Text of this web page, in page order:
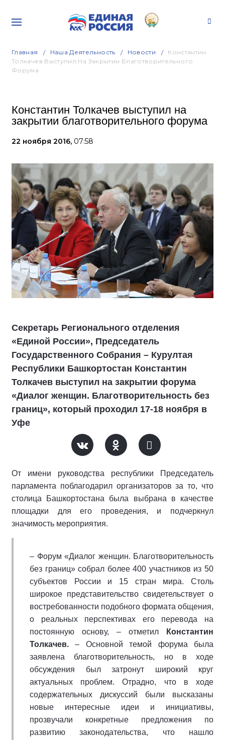
Главная Наша Деятельность Новости
Константин
Толкачев Выступил На Закрытии Благотворительного
Форума
Константин Толкачев выступил на
закрытии благотворительного форума
22 ноября 2016, 07:58
Секретарь Регионального отделения
«Единой России», Председатель
Государственного Собрания – Курултая
Республики Башкортостан Константин
Толкачев выступил на закрытии форума
«Диалог женщин. Благотворительность без
границ», который проходил 17-18 ноября в
Уфе
От имени руководства республики Председатель
парламента поблагодарил организаторов за то, что
столица Башкортостана была выбрана в качестве
площадки для его проведения, и подчеркнул
значимость мероприятия.
– Форум «Диалог женщин. Благотворительность
без границ» собрал более 400 участников из 50
субъектов России и 15 стран мира. Столь
широкое представительство свидетельствует о
востребованности подобного формата общения,
о реальных перспективах его перевода на
постоянную основу, – отметил
Константин
Толкачев. – Основной темой форума была
заявлена благотворительность, но в ходе
обсуждения был затронут широкий круг
актуальных проблем. Отрадно, что в ходе
содержательных дискуссий были высказаны
новые интересные идеи и инициативы,
прозвучали конкретные предложения по
развитию законодательства, что нашло